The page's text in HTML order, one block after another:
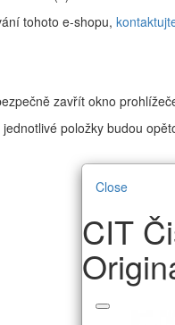
tohoto e-shopu,
zavřít okno
položky budou
Close
CIT